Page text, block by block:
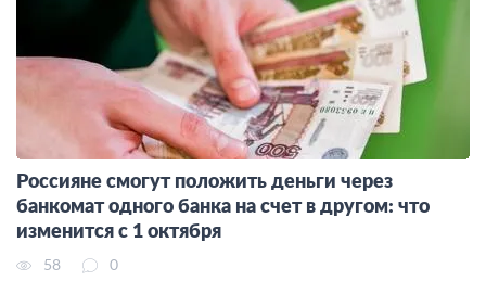
Россияне смогут положить деньги через
банкомат одного банка на счет в другом: что
изменится с 1 октября
58 0